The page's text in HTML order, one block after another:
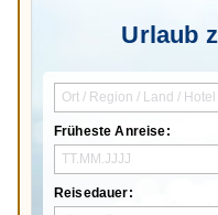
Urlaub
Früheste Anreise:
Reisedauer: